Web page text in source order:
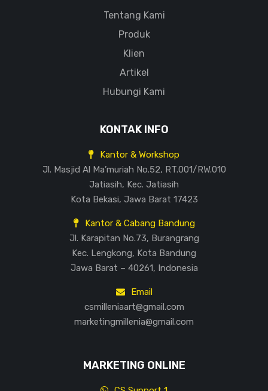
Tentang Kami
Produk
Klien
Artikel
Hubungi Kami
KONTAK INFO
Kantor & Workshop
Jl. Masjid Al Ma’muriah No.52, RT.001/RW.010
Jatiasih, Kec. Jatiasih
Kota Bekasi, Jawa Barat 17423
Kantor & Cabang Bandung
Jl. Karapitan No.73, Burangrang
Kec. Lengkong, Kota Bandung
Jawa Barat – 40261, Indonesia
Email
csmilleniaart@gmail.com
marketingmillenia@gmail.com
MARKETING ONLINE